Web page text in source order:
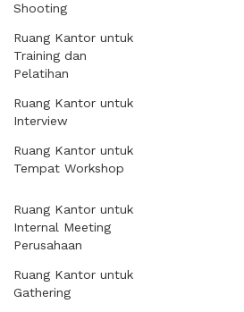
Shooting
Ruang Kantor untuk
Training dan
Pelatihan
Ruang Kantor untuk
Interview
Ruang Kantor untuk
Tempat Workshop
Ruang Kantor untuk
Internal Meeting
Perusahaan
Ruang Kantor untuk
Gathering